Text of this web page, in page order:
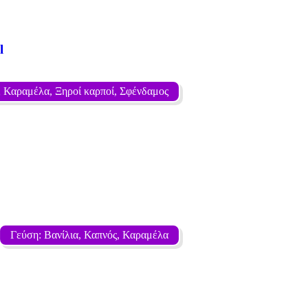
Ξηροί καρποί, Σφένδαμος
Γεύση: Βανίλια, Καπνός, Καραμέλα